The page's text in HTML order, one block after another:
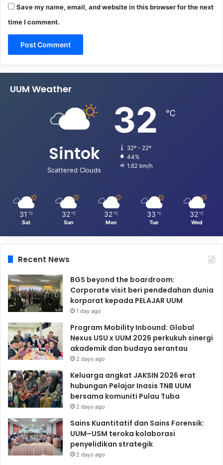
Save my name, email, and website in this browser for the next
time I comment.
UUM Weather
Sintok
Scattered Clouds
32 ℃
32º - 22º
44%
1.62 km/h
31 ℃
Sat
32 ℃
Sun
32 ℃
Mon
33 ℃
Tue
32 ℃
Wed
Recent News
BGS beyond the boardroom:
Corporate visit beri pendedahan dunia
korporat kepada PELAJAR UUM
1 day ago
Program Mobility Inbound: Global
Nexus USU x UUM 2026 perkukuh sinergi
akademik dan budaya serantau
2 days ago
Keluarga angkat JAKSIN 2026 erat
hubungan Pelajar Inasis TNB UUM
bersama komuniti Pulau Tuba
2 days ago
Sains Kuantitatif dan Sains Forensik:
UUM–USM teroka kolaborasi
penyelidikan strategik
2 days ago